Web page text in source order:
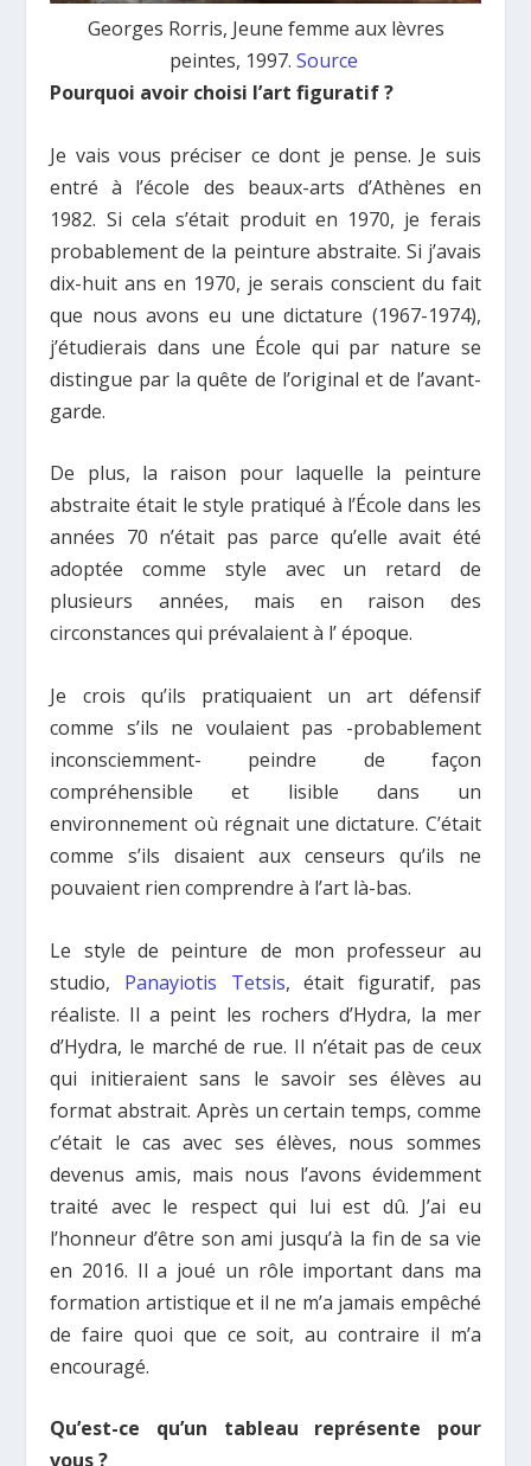
Georges Rorris, Jeune femme aux lèvres
peintes, 1997. Source
Pourquoi avoir choisi l’art figuratif ?
Je vais vous préciser ce dont je pense. Je suis
entré à l’école des beaux-arts d’Athènes en
1982. Si cela s’était produit en 1970, je ferais
probablement de la peinture abstraite. Si j’avais
dix-huit ans en 1970, je serais conscient du fait
que nous avons eu une dictature (1967-1974),
j’étudierais dans une École qui par nature se
distingue par la quête de l’original et de l’avant-
garde.
De plus, la raison pour laquelle la peinture
abstraite était le style pratiqué à l’École dans les
années 70 n’était pas parce qu’elle avait été
adoptée comme style avec un retard de
plusieurs années, mais en raison des
circonstances qui prévalaient à l’ époque.
Je crois qu’ils pratiquaient un art défensif
comme s’ils ne voulaient pas -probablement
inconsciemment- peindre de façon
compréhensible et lisible dans un
environnement où régnait une dictature. C’était
comme s’ils disaient aux censeurs qu’ils ne
pouvaient rien comprendre à l’art là-bas.
Le style de peinture de mon professeur au
studio, Panayiotis Tetsis, était figuratif, pas
réaliste. Il a peint les rochers d’Hydra, la mer
d’Hydra, le marché de rue. Il n’était pas de ceux
qui initieraient sans le savoir ses élèves au
format abstrait. Après un certain temps, comme
c’était le cas avec ses élèves, nous sommes
devenus amis, mais nous l’avons évidemment
traité avec le respect qui lui est dû. J’ai eu
l’honneur d’être son ami jusqu’à la fin de sa vie
en 2016. Il a joué un rôle important dans ma
formation artistique et il ne m’a jamais empêché
de faire quoi que ce soit, au contraire il m’a
encouragé.
Qu’est-ce qu’un tableau représente pour
vous ?